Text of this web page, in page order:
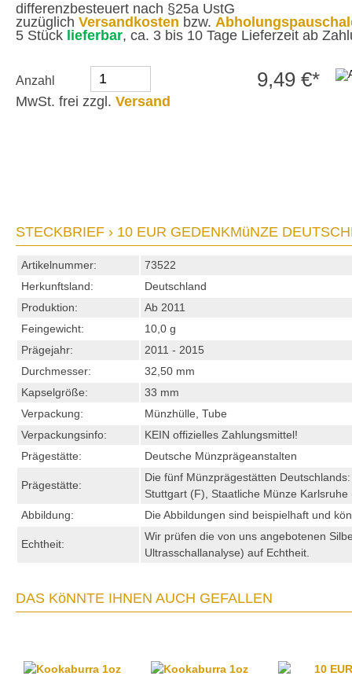
differenzbesteuert nach §25a UstG
zuzüglich Versandkosten bzw.
5 Stück lieferbar, ca. 3 bis 10 Tage Lieferzeit ab
Anzahl 9,49 €*
MwSt. frei zzgl. Versand
STECKBRIEF › 10 EUR GEDENKMüNZE
Artikelnummer:
73522
Herkunftsland:
Deutschland
Produktion:
Ab 2011
Feingewicht:
10,0 g
Prägejahr:
2011 - 2015
Durchmesser:
32,50 mm
Kapselgröße:
33 mm
Verpackung:
Münzhülle, Tube
Verpackungsinfo:
KEIN offizielles Zahlungsmittel!
Prägestätte:
Deutsche Münzprägeanstalten
Prägestätte:
Die fünf Münzprägestätten
Stuttgart (F), Staatliche Münze
Abbildung:
Die Abbildungen sind beispielhaft und
Echtheit:
Wir prüfen die von uns angebotenen
Ultrasschallanalyse) auf Echtheit.
DAS KöNNTE IHNEN AUCH GEFALLEN